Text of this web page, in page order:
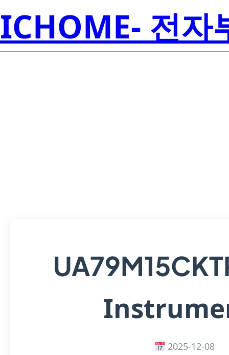
ICHOME- 전자
2025-12-08